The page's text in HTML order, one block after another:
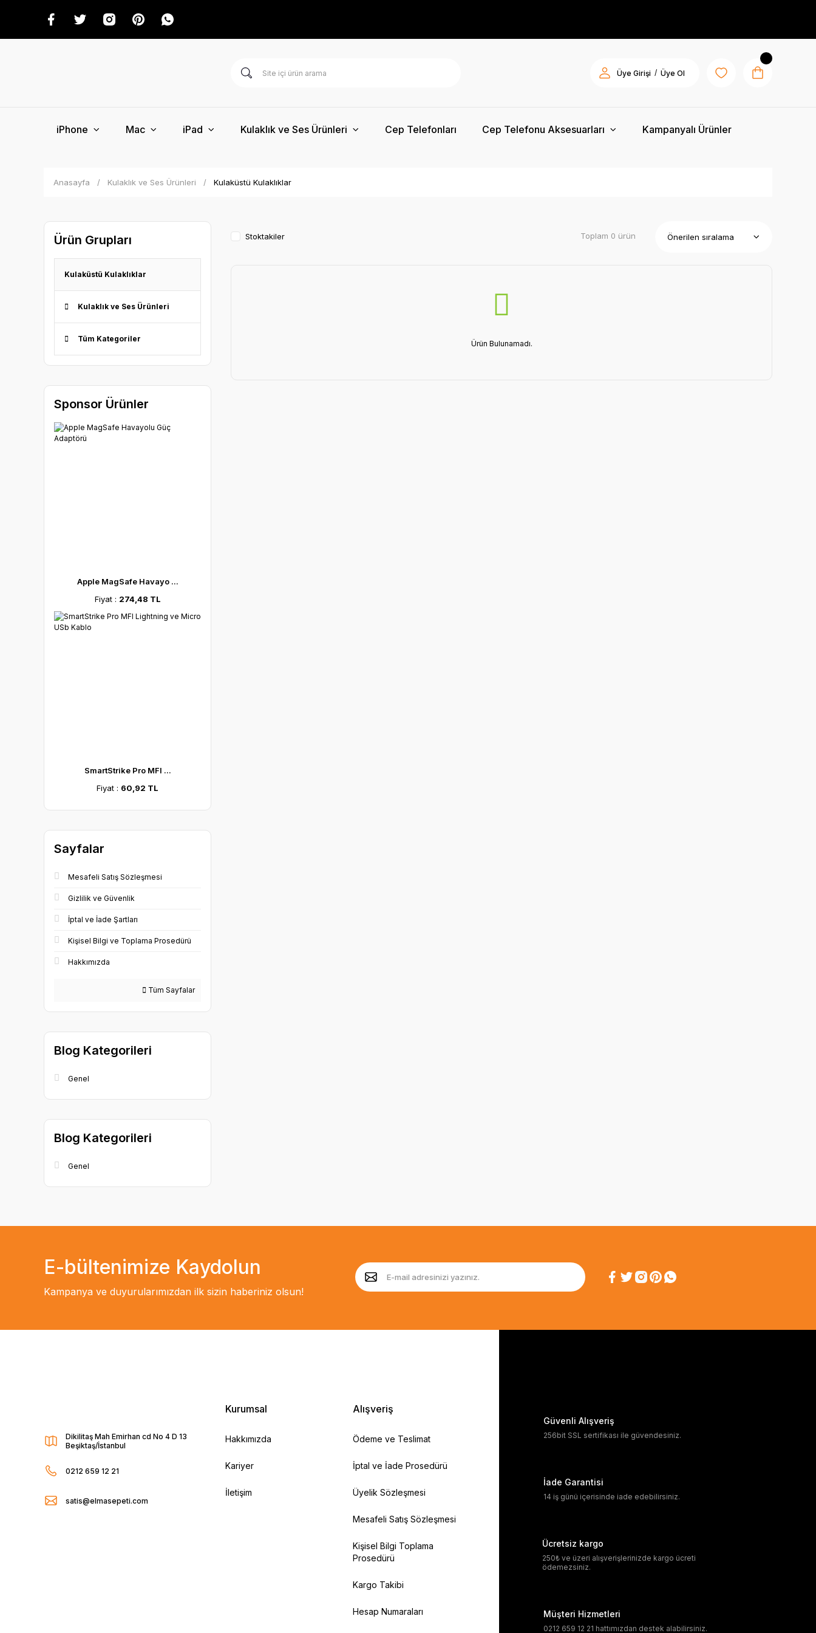
Üye Girişi / Üye Ol
iPhone Mac iPad Kulaklık ve Ses Ürünleri Cep Telefonları Cep Telefonu Aksesuarları Kampanyalı Ürünler
Anasayfa Kulaklık ve Ses Ürünleri Kulaküstü Kulaklıklar
Ürün Grupları
Kulaküstü Kulaklıklar
Kulaklık ve Ses Ürünleri
Tüm Kategoriler
Sponsor Ürünler
Apple MagSafe Havayo ...
Fiyat : 274,48 TL
SmartStrike Pro MFI ...
Fiyat : 60,92 TL
Sayfalar
Mesafeli Satış Sözleşmesi
Gizlilik ve Güvenlik
İptal ve İade Şartları
Kişisel Bilgi ve Toplama Prosedürü
Hakkımızda
Tüm Sayfalar
Blog Kategorileri
Genel
Blog Kategorileri
Genel
Stoktakiler Toplam 0 ürün
Ürün Bulunamadı.
E-bültenimize Kaydolun
Kampanya ve duyurularımızdan ilk sizin haberiniz olsun!
Dikilitaş Mah Emirhan cd No 4 D 13
Beşiktaş/İstanbul
0212 659 12 21
satis@elmasepeti.com
Kurumsal
Hakkımızda
Kariyer
İletişim
Alışveriş
Ödeme ve Teslimat
İptal ve İade Prosedürü
Üyelik Sözleşmesi
Mesafeli Satış Sözleşmesi
Kişisel Bilgi Toplama
Prosedürü
Kargo Takibi
Hesap Numaraları
Güvenli Alışveriş
256bit SSL sertifikası ile güvendesiniz.
İade Garantisi
14 iş günü içerisinde iade edebilirsiniz.
Ücretsiz kargo
250₺ ve üzeri alışverişlerinizde kargo ücreti
ödemezsiniz.
Müşteri Hizmetleri
0212 659 12 21 hattımızdan destek alabilirsiniz.